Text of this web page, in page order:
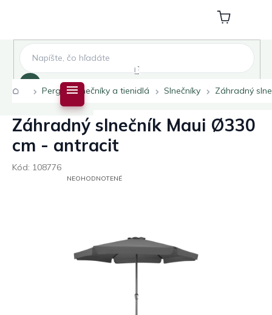
Nákupný
košík
Domov
Pergoly slnečníky a tienidlá Slnečníky Záhradný
Záhradný slnečník Maui Ø330
cm - antracit
Kód: 108776
PRIEMERNÉNEOHODNOTENÉ